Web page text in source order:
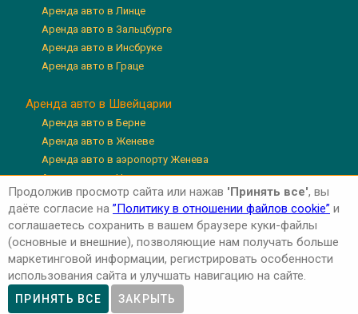
Аренда авто в Линце
Аренда авто в Зальцбурге
Аренда авто в Инсбруке
Аренда авто в Граце
Аренда авто в Швейцарии
Аренда авто в Берне
Аренда авто в Женеве
Аренда авто в аэропорту Женева
Аренда авто в Цюрихе
Аренда авто в аэропорту Цюрих
Аренда авто в Люцерне
Авторские права © 2026 'Авто-Аренда'
Privacy Policy
Продолжив просмотр сайта или нажав 'Принять все', вы
даёте согласие на ”Политику в отношении файлов cookie” и
соглашаетесь сохранить в вашем браузере куки-файлы
(основные и внешние), позволяющие нам получать больше
маркетинговой информации, регистрировать особенности
использования сайта и улучшать навигацию на сайте.
ПРИНЯТЬ ВСЕ ЗАКРЫТЬ